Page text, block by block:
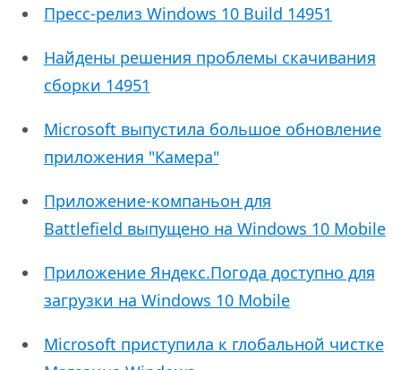
Пресс-релиз Windows 10 Build 14951
Найдены решения проблемы скачивания
сборки 14951
Microsoft выпустила большое обновление
приложения "Камера"
Приложение-компаньон для
Battlefield выпущено на Windows 10 Mobile
Приложение Яндекс.Погода доступно для
загрузки на Windows 10 Mobile
Microsoft приступила к глобальной чистке